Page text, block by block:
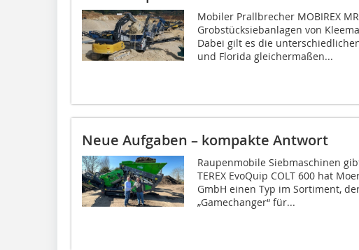
Mobiler Prallbrecher MOBIREX
Grobstücksiebanlagen von
Dabei gilt es die
und Florida gleichermaßen...
Neue Aufgaben – kompakte Antwort
Raupenmobile Siebmaschinen
TEREX EvoQuip COLT 600 hat
GmbH einen Typ im Sortiment,
„Gamechanger“ für...